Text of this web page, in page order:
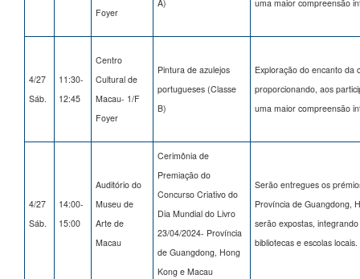
Foyer
A) uma maior compreensão
4/27
Sáb.
11:30-
12:45
Centro
Cultural de
Macau- 1/F
Foyer
Pintura de azulejos
portugueses (Classe
B)
Exploração do encanto da
proporcionando, aos
uma maior compreensão
4/27
Sáb.
14:00-
15:00
Auditório do
Museu de
Arte de
Macau
Cerimônia de
Premiação do
Concurso Criativo do
Dia Mundial do Livro
23/04/2024- Província
de Guangdong, Hong
Kong e Macau
Serão entregues os
Província de Guangdong,
serão expostas,
bibliotecas e escolas locais.